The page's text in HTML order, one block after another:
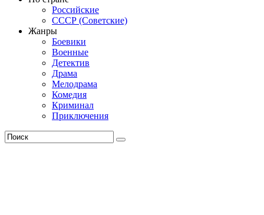
Российские
СССР (Советские)
Жанры
Боевики
Военные
Детектив
Драма
Мелодрама
Комедия
Криминал
Приключения